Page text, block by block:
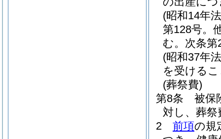
(昭和14年
第128号。
む。次条
(昭和37年
を受ける
(葬祭費)
第8条
被保
対し、葬
2
前項の規